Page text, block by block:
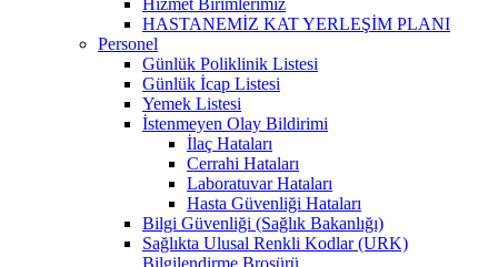
HASTANEMİZ KAT YERLEŞİM PLANI
Personel
Günlük Poliklinik Listesi
Günlük İcap Listesi
Yemek Listesi
İstenmeyen Olay Bildirimi
İlaç Hataları
Cerrahi Hataları
Laboratuvar Hataları
Hasta Güvenliği Hataları
Bilgi Güvenliği (Sağlık Bakanlığı)
Sağlıkta Ulusal Renkli Kodlar (URK)
Bilgilendirme Broşürü